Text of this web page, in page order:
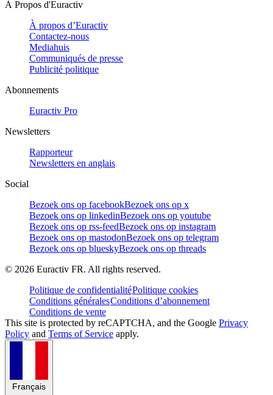
À Propos d'Euractiv
À propos d’Euractiv
Contactez-nous
Mediahuis
Communiqués de presse
Publicité politique
Abonnements
Euractiv Pro
Newsletters
Rapporteur
Newsletters en anglais
Social
Bezoek ons op facebookBezoek ons op x
Bezoek ons op linkedinBezoek ons op youtube
Bezoek ons op rss-feedBezoek ons op instagram
Bezoek ons op mastodonBezoek ons op telegram
Bezoek ons op blueskyBezoek ons op threads
© 2026 Euractiv FR. All rights reserved.
Politique de confidentialitéPolitique cookies
Conditions généralesConditions d’abonnement
Conditions de vente
This site is protected by reCAPTCHA, and the Google Privacy
Policy and Terms of Service apply.
Français